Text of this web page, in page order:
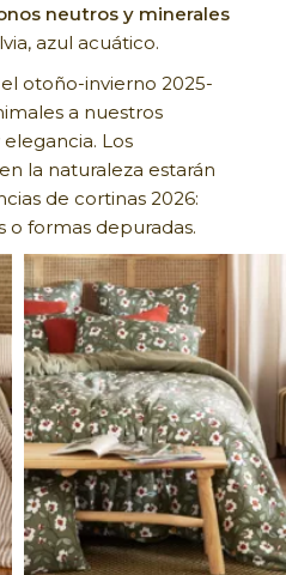
neutros y minerales
azul acuático.
otoño-invierno 2025-
a nuestros
Los
la naturaleza estarán
de cortinas 2026:
o formas depuradas.